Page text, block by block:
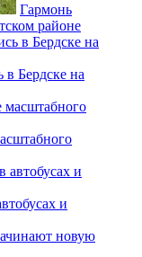
Гармонь
районе
в Бердске на
и